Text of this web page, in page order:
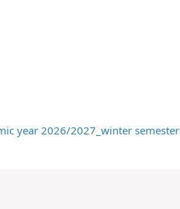
year 2026/2027_winter semester